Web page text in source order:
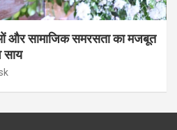
और सामाजिक समरसता का मजबूत
साय